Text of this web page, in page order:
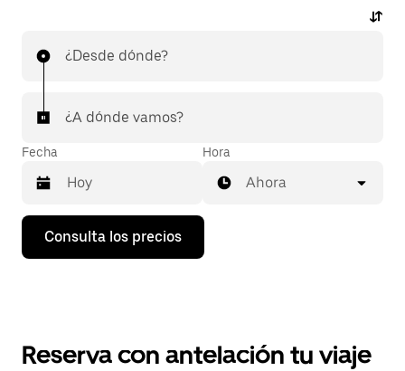
¿Desde dónde?
¿A dónde vamos?
Fecha
Pulsa
flecha
calendario
Hora
Ahora
Consulta los precios
Reserva con antelación tu viaje